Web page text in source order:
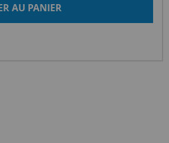
AU PANIER